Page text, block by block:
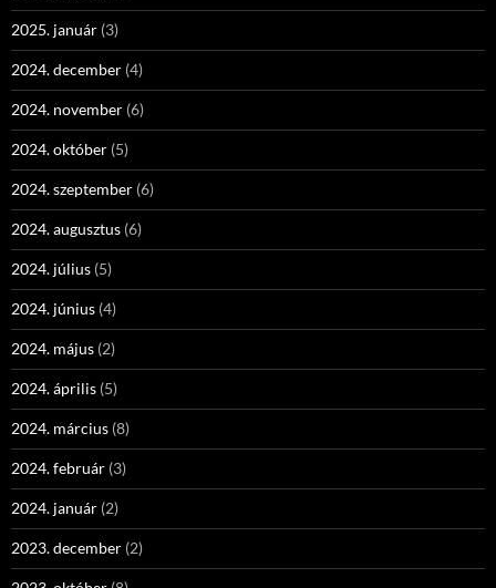
2025. január (3)
2024. december (4)
2024. november (6)
2024. október (5)
2024. szeptember (6)
2024. augusztus (6)
2024. július (5)
2024. június (4)
2024. május (2)
2024. április (5)
2024. március (8)
2024. február (3)
2024. január (2)
2023. december (2)